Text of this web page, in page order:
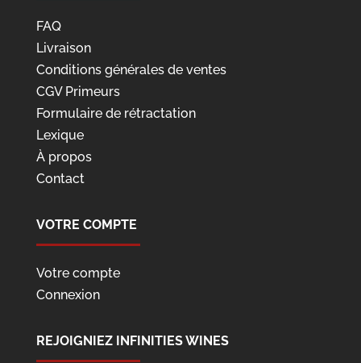
FAQ
Livraison
Conditions générales de ventes
CGV Primeurs
Formulaire de rétractation
Lexique
À propos
Contact
VOTRE COMPTE
Votre compte
Connexion
REJOIGNIEZ INFINITIES WINES